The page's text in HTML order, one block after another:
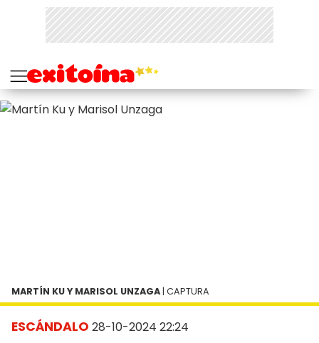
ESCÁNDALO 28-10-2024 22:24
MARTÍN KU Y MARISOL UNZAGA | CAPTURA